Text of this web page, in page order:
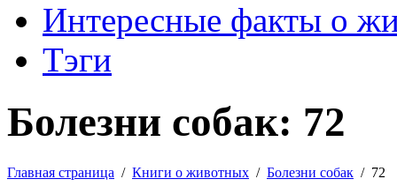
Интересные факты о
Тэги
Болезни собак: 72
Главная страница / Книги о животных / Болезни собак / 72